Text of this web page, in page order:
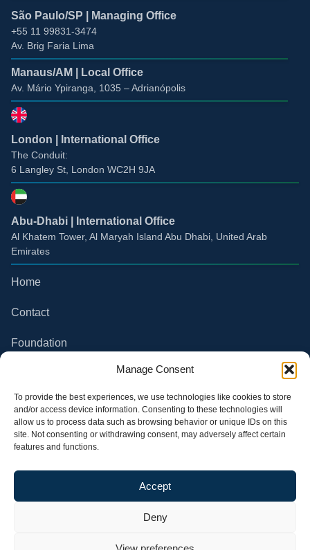
Manage Consent
To provide the best experiences, we use technologies like cookies to store
and/or access device information. Consenting to these technologies will
allow us to process data such as browsing behavior or unique IDs on this
site. Not consenting or withdrawing consent, may adversely affect certain
features and functions.
Accept
Deny
São Paulo/SP | Managing Office
+55 11 99831-3474
Av. Brig Faria Lima
Manaus/AM | Local Office
Av. Mário Ypiranga, 1035 – Adrianópolis
London | International Office
The Conduit:
6 Langley St, London WC2H 9JA
Abu-Dhabi | International Office
Al Khatem Tower, Al Maryah Island Abu Dhabi, United Arab
Emirates
Home
Contact
Foundation
Partner Channel
Privacy Policy